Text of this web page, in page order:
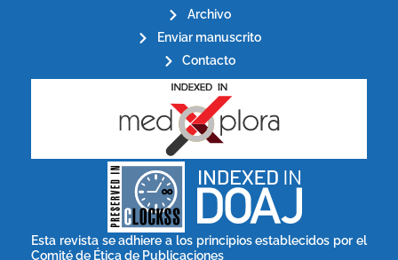
Archivo
Enviar manuscrito
Contacto
CLOCKSS is a dak archive that
ensures the long-term
survival of web-based
scholary publications,
governed by and for its
stakeholders.
Esta revista se adhiere a los principios establecidos por el
Comité de Ética de Publicaciones